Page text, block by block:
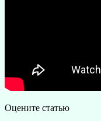
Оцените статью